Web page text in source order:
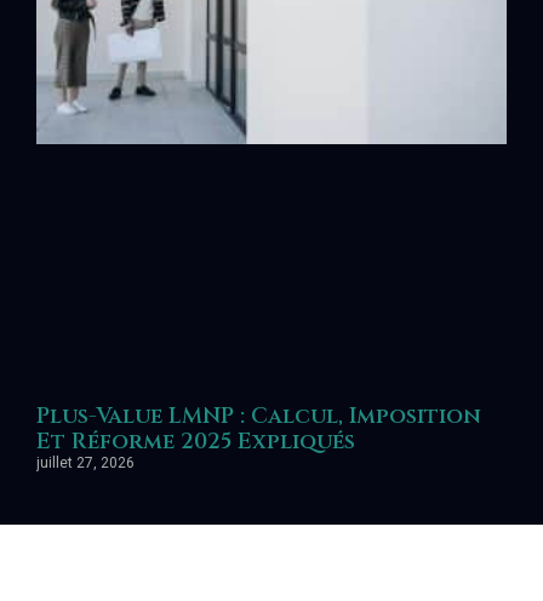
Plus-Value LMNP : Calcul, Imposition
Et Réforme 2025 Expliqués
juillet 27, 2026